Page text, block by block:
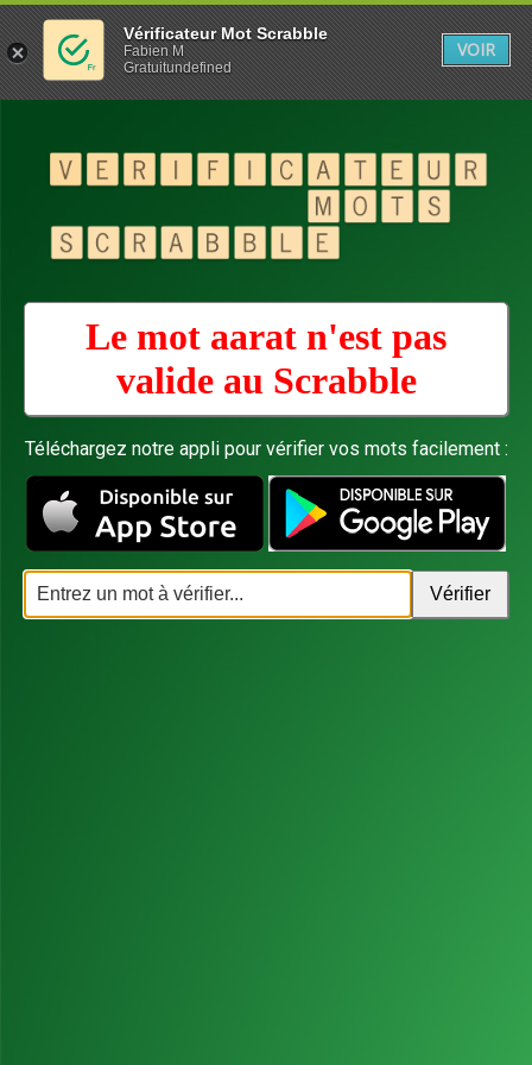
Le mot aarat n'est pas
valide au Scrabble
Téléchargez notre appli pour vérifier vos mots facilement :
Vérificateur Mot Scrabble
Fabien M
Gratuitundefined
VOIR